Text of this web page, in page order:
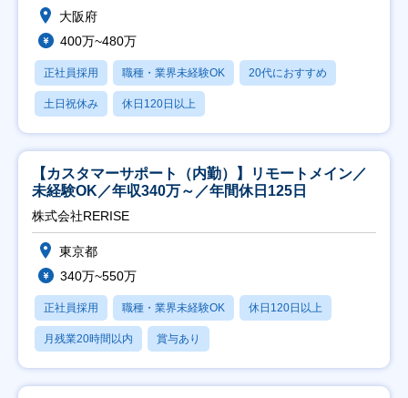
大阪府
400万~480万
正社員採用 職種・業界未経験OK 20代におすすめ
土日祝休み 休日120日以上
【カスタマーサポート（内勤）】リモートメイン／
未経験OK／年収340万～／年間休日125日
株式会社RERISE
東京都
340万~550万
正社員採用 職種・業界未経験OK 休日120日以上
月残業20時間以内 賞与あり